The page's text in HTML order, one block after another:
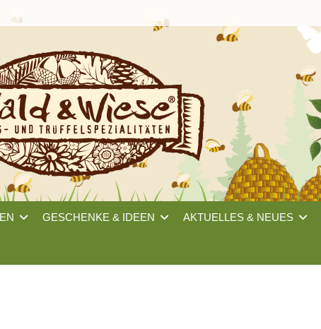
GESCHENKE & IDEEN AKTUELLES & NEUES